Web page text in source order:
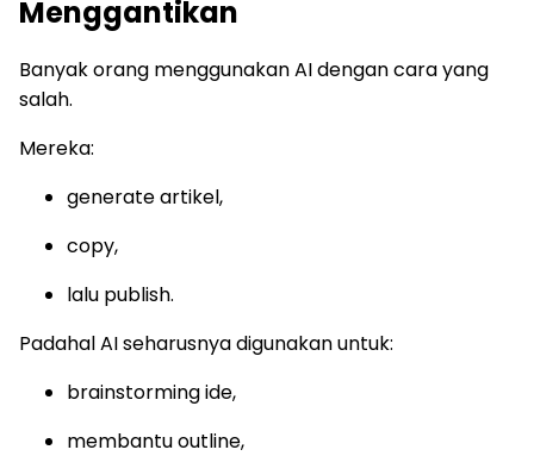
Menggantikan
Banyak orang menggunakan AI dengan cara yang
salah.
Mereka:
generate artikel,
copy,
lalu publish.
Padahal AI seharusnya digunakan untuk:
brainstorming ide,
membantu outline,